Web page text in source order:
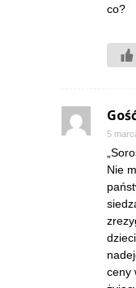
co?
5
Nie
ceny